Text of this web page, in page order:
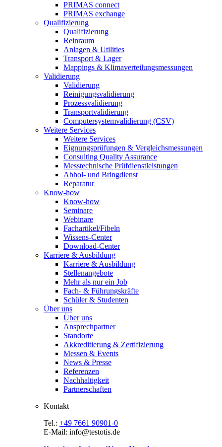
PRIMAS connect
PRIMAS exchange
Qualifizierung
Qualifizierung
Reinraum
Anlagen & Utilities
Transport & Lager
Mappings & Klimaverteilungsmessungen
Validierung
Validierung
Reinigungsvalidierung
Prozessvalidierung
Transportvalidierung
Computersystemvalidierung (CSV)
Weitere Services
Weitere Services
Eignungsprüfungen & Vergleichsmessungen
Consulting Quality Assurance
Messtechnische Prüfdienstleistungen
Abhol- und Bringdienst
Reparatur
Know-how
Know-how
Seminare
Webinare
Fachartikel/Fibeln
Wissens-Center
Download-Center
Karriere & Ausbildung
Karriere & Ausbildung
Stellenangebote
Mehr als nur ein Job
Fach- & Führungskräfte
Schüler & Studenten
Über uns
Über uns
Ansprechpartner
Standorte
Akkreditierung & Zertifizierung
Messen & Events
News & Presse
Referenzen
Nachhaltigkeit
Partnerschaften
Kontakt
Tel.: +49 7661 90901-0
E-Mail: info@testotis.de